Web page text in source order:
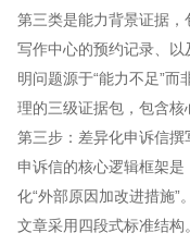
第三类是能力背景证据
写作中心的预约记录、
明问题源于“能力不足”而
理的三级证据包，包含核
第三步：差异化申诉信撰
申诉信的核心逻辑框架是
化“外部原因加改进措施”。
文章采用四段式标准结